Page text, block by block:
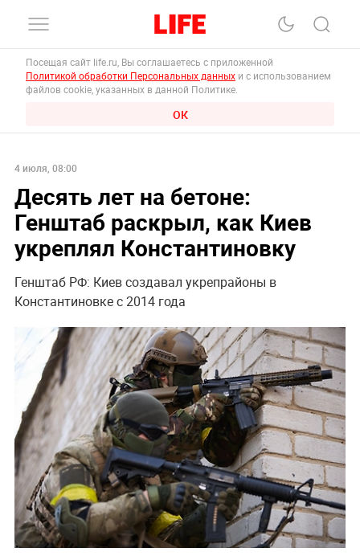
Посещая сайт life.ru, Вы соглашаетесь с приложенной
Политикой обработки Персональных данных и с использованием
файлов cookie, указанных в данной Политике.
ОК
4 июля, 08:00
Десять лет на бетоне:
Генштаб раскрыл, как Киев
укреплял Константиновку
Генштаб РФ: Киев создавал укрепрайоны в
Константиновке с 2014 года